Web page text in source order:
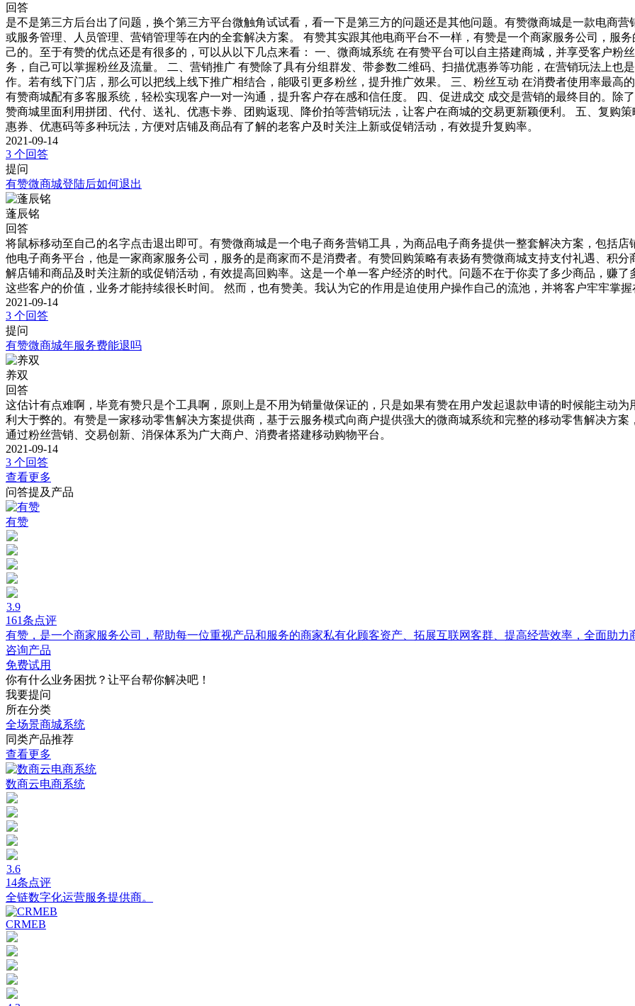
回答
是不是第三方后台出了问题，换个第三方平台微触角试试看，看一下是第三方的问题还是其他问题。有赞微商城是一款电商
或服务管理、人员管理、营销管理等在内的全套解决方案。 有赞其实跟其他电商平台不一样，有赞是一个商家服务公司，服
己的。至于有赞的优点还是有很多的，可以从以下几点来看： 一、微商城系统 在有赞平台可以自主搭建商城，并享受客户粉
务，自己可以掌握粉丝及流量。 二、营销推广 有赞除了具有分组群发、带参数二维码、扫描优惠券等功能，在营销玩法上也
作。若有线下门店，那么可以把线上线下推广相结合，能吸引更多粉丝，提升推广效果。 三、粉丝互动 在消费者使用率最高
有赞商城配有多客服系统，轻松实现客户一对一沟通，提升客户存在感和信任度。 四、促进成交 成交是营销的最终目的。除
赞商城里面利用拼团、代付、送礼、优惠卡券、团购返现、降价拍等营销玩法，让客户在商城的交易更新颖便利。 五、复购
惠券、优惠码等多种玩法，方便对店铺及商品有了解的老客户及时关注上新或促销活动，有效提升复购率。
2021-09-14
3 个回答
提问
有赞微商城登陆后如何退出
蓬辰铭
回答
将鼠标移动至自己的名字点击退出即可。有赞微商城是一个电子商务营销工具，为商品电子商务提供一整套解决方案，包括
他电子商务平台，他是一家商家服务公司，服务的是商家而不是消费者。有赞回购策略有表扬有赞微商城支持支付礼遇、积
解店铺和商品及时关注新的或促销活动，有效提高回购率。这是一个单一客户经济的时代。问题不在于你卖了多少商品，赚
这些客户的价值，业务才能持续很长时间。 然而，也有赞美。我认为它的作用是迫使用户操作自己的流池，并将客户牢牢掌握
2021-09-14
3 个回答
提问
有赞微商城年服务费能退吗
养双
回答
这估计有点难啊，毕竟有赞只是个工具啊，原则上是不用为销量做保证的，只是如果有赞在用户发起退款申请的时候能主动
利大于弊的。有赞是一家移动零售解决方案提供商，基于云服务模式向商户提供强大的微商城系统和完整的移动零售解决方
通过粉丝营销、交易创新、消保体系为广大商户、消费者搭建移动购物平台。
2021-09-14
3 个回答
查看更多
问答提及产品
有赞
3.9
161条点评
有赞，是一个商家服务公司，帮助每一位重视产品和服务的商家私有化顾客资产、拓展互联网客群、提高经营效率，全面助力
咨询产品
免费试用
你有什么业务困扰？让平台帮你解决吧！
我要提问
所在分类
全场景商城系统
同类产品推荐
查看更多
数商云电商系统
3.6
14条点评
全链数字化运营服务提供商。
CRMEB